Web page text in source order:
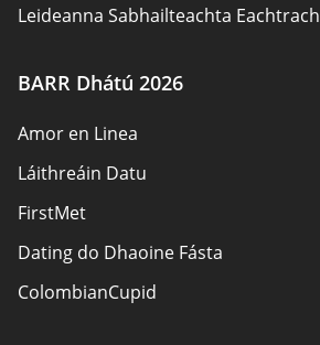
Leideanna Sabhailteachta Eachtrach
Beartas Príobháideachais
Freagracht
Nochtadh Affiliate
Léarscáil an láithreáin
BARR Dhátú 2026
Amor en Linea
Láithreáin Datu
FirstMet
Dating do Dhaoine Fásta
ColombianCupid